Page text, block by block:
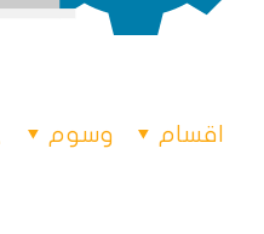
اقسام وسوم